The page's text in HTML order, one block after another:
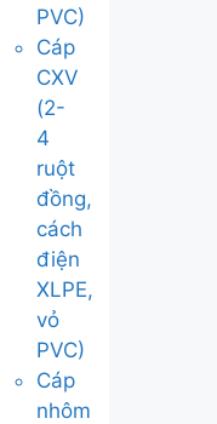
PVC)
Cáp
CXV
(2-
4
ruột
đồng,
cách
điện
XLPE,
vỏ
PVC)
Cáp
nhôm